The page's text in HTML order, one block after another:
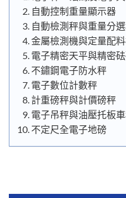
自動控制重量顯示器
自動檢測秤與重量分
金屬檢測機與定量配
電子精密天平與精密
不鏽鋼電子防水秤
電子數位計數秤
計重磅秤與計價磅秤
電子吊秤與油壓托板
不定尺全電子地磅